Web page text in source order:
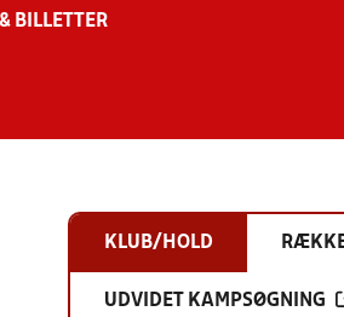
BILLETTER
KLUB/HOLD
UDVIDET KAMPSØGNING